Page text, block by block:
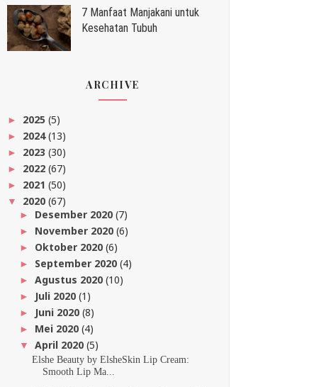
7 Manfaat Manjakani untuk
Kesehatan Tubuh
ARCHIVE
► 2025 (5)
► 2024(13)
► 2023 (30)
► 2022 (67)
► 2021 (50)
▼ 2020 (67)
► Desember 2020 (7)
► November 2020 (6)
► Oktober 2020 (6)
► September 2020 (4)
► Agustus 2020 (10)
► Juli 2020 (1)
► Juni 2020 (8)
► Mei 2020 (4)
▼ April 2020 (5)
Elshe Beauty by ElsheSkin Lip Cream:
Smooth Lip Ma...